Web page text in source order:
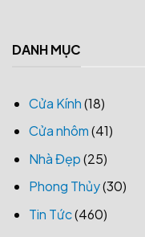
DANH MỤC
Cửa Kính(18)
Cửa nhôm(41)
Nhà Đẹp(25)
Phong Thủy(30)
Tin Tức(460)